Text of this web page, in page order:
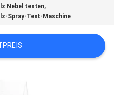
Nebel testen,
Spray-Test-Maschine